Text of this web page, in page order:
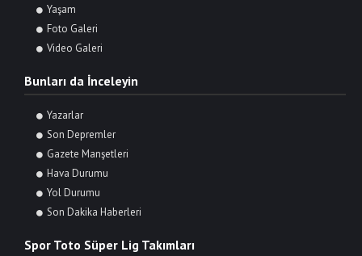
Yaşam
Foto Galeri
Video Galeri
Bunları da İnceleyin
Yazarlar
Son Depremler
Gazete Manşetleri
Hava Durumu
Yol Durumu
Son Dakika Haberleri
Spor Toto Süper Lig Takımları